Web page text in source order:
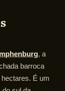
, a
barroca
É um